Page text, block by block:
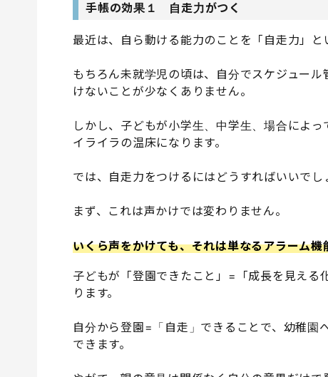
手帳の効果１ 自走力がつく
最近は、自ら動ける能力のことを「自走力」と
もちろん未就学児の頃は、自分でスケジュー
けないことが少なくありません。
しかし、子どもが小学生、中学生、場合によ
イライラの温床になります。
では、自走力をつけるにはどうすればいいでし
まず、これは声かけでは変わりません。
いくら声をかけても、それは単なるアラーム
子どもが「登園できたこと」=「成長を見える
ります。
自分から登園=「自走」できることで、幼稚園
できます。